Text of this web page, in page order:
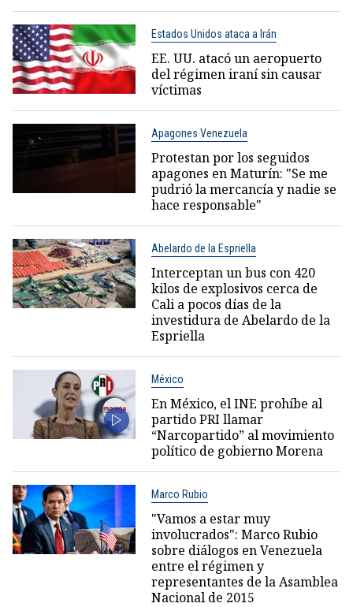
Estados Unidos ataca a Irán
EE. UU. atacó un aeropuerto
del régimen iraní sin causar
víctimas
Apagones Venezuela
Protestan por los seguidos
apagones en Maturín: "Se me
pudrió la mercancía y nadie se
hace responsable"
Abelardo de la Espriella
Interceptan un bus con 420
kilos de explosivos cerca de
Cali a pocos días de la
investidura de Abelardo de la
Espriella
México
En México, el INE prohíbe al
partido PRI llamar
“Narcopartido” al movimiento
político de gobierno Morena
Marco Rubio
"Vamos a estar muy
involucrados": Marco Rubio
sobre diálogos en Venezuela
entre el régimen y
representantes de la Asamblea
Nacional de 2015